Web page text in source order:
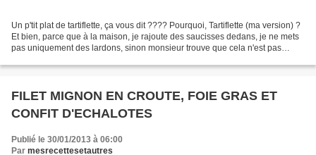
Un p'tit plat de tartiflette, ça vous dit ???? Pourquoi, Tartiflette (ma version) ?
Et bien, parce que à la maison, je rajoute des saucisses dedans, je ne mets
pas uniquement des lardons, sinon monsieur trouve que cela n'est pas
FILET MIGNON EN CROUTE, FOIE GRAS ET
CONFIT D'ECHALOTES
Publié le 30/01/2013 à 06:00
Par mesrecettesetautres